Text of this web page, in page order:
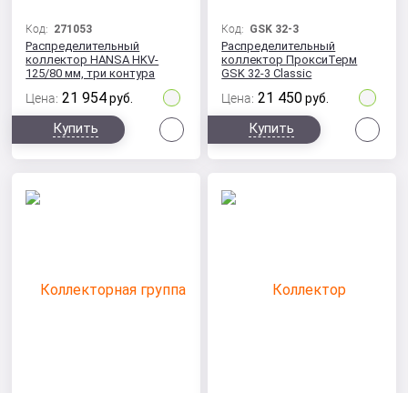
Код: 271053
Распределительный
коллектор HANSA HKV-
125/80 мм, три контура
Цена: 21 954 руб.
Купить
Код: GSK 32-3
Распределительный
коллектор ПроксиТерм
GSK 32-3 Classic
Цена: 21 450 руб.
Купить